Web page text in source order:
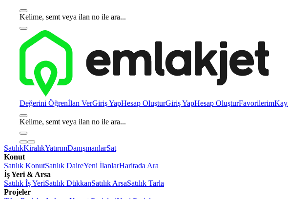
Kelime, semt veya ilan no ile ara...
Değerini Öğrenİlan VerGiriş YapHesap OluşturGiriş YapHesap OluşturFavorilerim
Kelime, semt veya ilan no ile ara...
SatılıkKiralıkYatırımDanışmanlarSat
Konut
Satılık KonutSatılık DaireYeni İlanlarHaritada Ara
İş Yeri & Arsa
Satılık İş YeriSatılık DükkanSatılık ArsaSatılık Tarla
Projeler